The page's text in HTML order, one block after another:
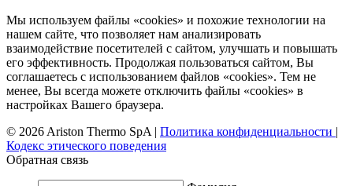
Мы используем файлы «cookies» и похожие технологии на
нашем сайте, что позволяет нам анализировать
взаимодействие посетителей с сайтом, улучшать и повышать
его эффективность. Продолжая пользоваться сайтом, Вы
соглашаетесь с использованием файлов «cookies». Тем не
менее, Вы всегда можете отключить файлы «cookies» в
настройках Вашего браузера.
© 2026 Ariston Thermo SpA | Политика конфиденциальности |
Кодекс этического поведения
Обратная связь